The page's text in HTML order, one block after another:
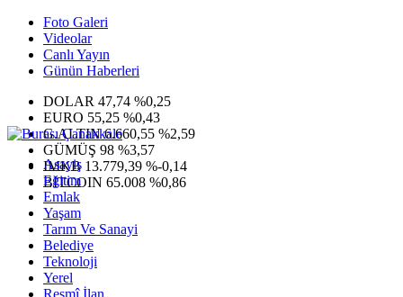
Foto Galeri
Videolar
Canlı Yayın
Günün Haberleri
DOLAR 47,74 %0,25
EURO 55,25 %0,43
G.ALTIN6.660,55 %2,59
GÜMÜŞ 98 %3,57
IMKB 13.779,39 %-0,14
BITCOIN 65.008 %0,86
Asayiş
Eğitim
Emlak
Yaşam
Tarım Ve Sanayi
Belediye
Teknoloji
Yerel
Resmî İlan